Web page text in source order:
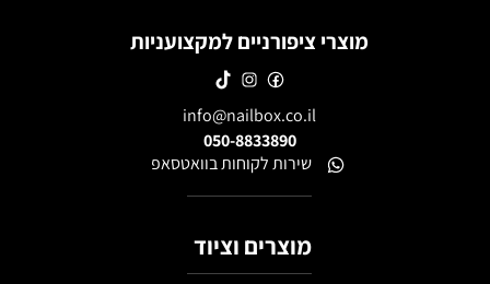
מוצרי ציפורניים למקצועניות
info@nailbox.co.il
050-8833890
שירות לקוחות בוואטסאפ
מוצרים וציוד